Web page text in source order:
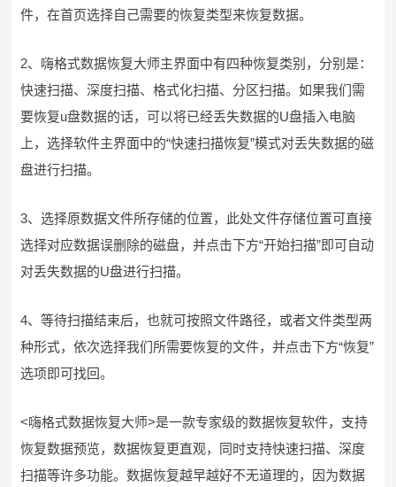
件，在首页选择自己需要的恢复类型来恢复数据。
2、嗨格式数据恢复大师主界面中有四种恢复类别，分别是：
快速扫描、深度扫描、格式化扫描、分区扫描。如果我们需
要恢复u盘数据的话，可以将已经丢失数据的U盘插入电脑
上，选择软件主界面中的“快速扫描恢复”模式对丢失数据的磁
盘进行扫描。
3、选择原数据文件所存储的位置，此处文件存储位置可直接
选择对应数据误删除的磁盘，并点击下方“开始扫描”即可自动
对丢失数据的U盘进行扫描。
4、等待扫描结束后，也就可按照文件路径，或者文件类型两
种形式，依次选择我们所需要恢复的文件，并点击下方“恢复”
选项即可找回。
<嗨格式数据恢复大师>是一款专家级的数据恢复软件，支持
恢复数据预览，数据恢复更直观，同时支持快速扫描、深度
扫描等许多功能。数据恢复越早越好不无道理的，因为数据